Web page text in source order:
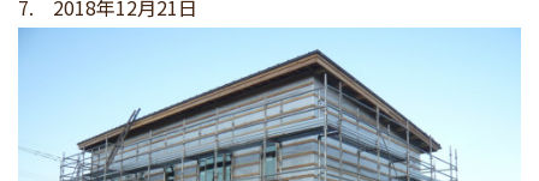
7. 2018年12月21日